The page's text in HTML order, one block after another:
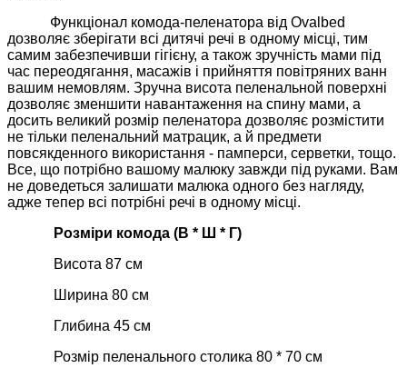
Функціонал комода-пеленатора від Ovalbed
дозволяє зберігати всі дитячі речі в одному місці, тим
самим забезпечивши гігієну, а також зручність мами під
час переодягання, масажів і прийняття повітряних ванн
вашим немовлям. Зручна висота пеленальной поверхні
дозволяє зменшити навантаження на спину мами, а
досить великий розмір пеленатора дозволяє розмістити
не тільки пеленальний матрацик, а й предмети
повсякденного використання - памперси, серветки, тощо.
Все, що потрібно вашому малюку завжди під руками. Вам
не доведеться залишати малюка одного без нагляду,
адже тепер всі потрібні речі в одному місці.
Розміри комода (В * Ш * Г)
Висота 87 см
Ширина 80 см
Глибина 45 см
Розмір пеленального столика 80 * 70 см